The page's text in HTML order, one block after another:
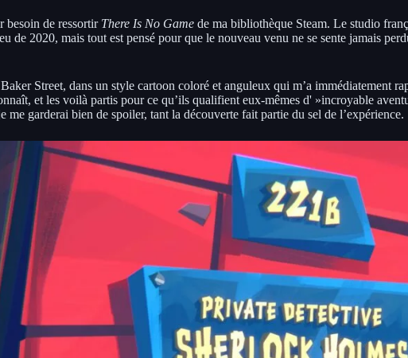
besoin de ressortir There Is No Game de ma bibliothèque Steam. Le studio
de 2020, mais tout est pensé pour que le nouveau venu ne se sente jamais
Street, dans un style cartoon coloré et anguleux qui m’a immédiatement
et les voilà partis pour ce qu’ils qualifient eux-mêmes d' »incroyable
me garderai bien de spoiler, tant la découverte fait partie du sel de l’expérience.